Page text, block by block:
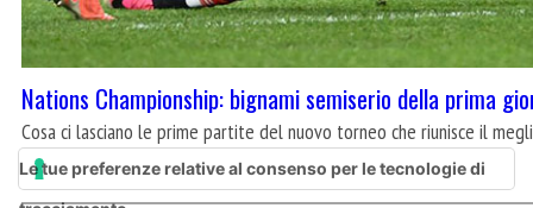
Nations Championship: bignami semiserio della prima
Cosa ci lasciano le prime partite del nuovo torneo che riunisce il
7 Luglio 2026Terzo tempo
Le tue preferenze relative al consenso per le tecnologie di